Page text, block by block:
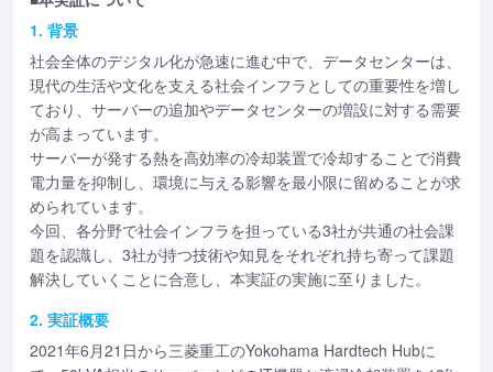
1. 背景
社会全体のデジタル化が急速に進む中で、データセンターは、
現代の生活や文化を支える社会インフラとしての重要性を増し
ており、サーバーの追加やデータセンターの増設に対する需要
が高まっています。
サーバーが発する熱を高効率の冷却装置で冷却することで消費
電力量を抑制し、環境に与える影響を最小限に留めることが求
められています。
今回、各分野で社会インフラを担っている3社が共通の社会課
題を認識し、3社が持つ技術や知見をそれぞれ持ち寄って課題
解決していくことに合意し、本実証の実施に至りました。
2. 実証概要
2021年6月21日から三菱重工のYokohama Hardtech Hubに